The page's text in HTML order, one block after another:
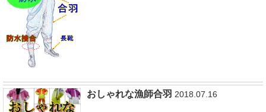
おしゃれな漁師合羽 2018.07.16